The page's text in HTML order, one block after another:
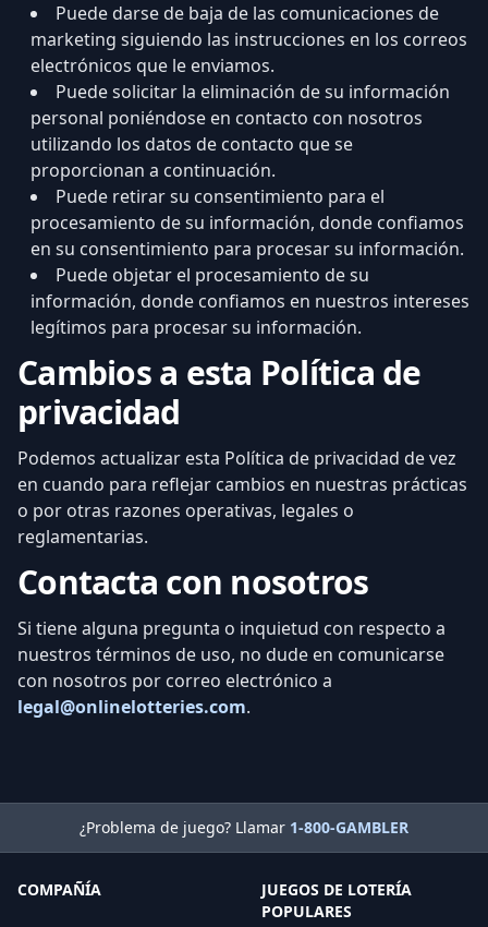
Puede darse de baja de las comunicaciones de
marketing siguiendo las instrucciones en los correos
electrónicos que le enviamos.
Puede solicitar la eliminación de su información
personal poniéndose en contacto con nosotros
utilizando los datos de contacto que se
proporcionan a continuación.
Puede retirar su consentimiento para el
procesamiento de su información, donde confiamos
en su consentimiento para procesar su información.
Puede objetar el procesamiento de su
información, donde confiamos en nuestros intereses
legítimos para procesar su información.
Cambios a esta Política de
privacidad
Podemos actualizar esta Política de privacidad de vez
en cuando para reflejar cambios en nuestras prácticas
o por otras razones operativas, legales o
reglamentarias.
Contacta con nosotros
Si tiene alguna pregunta o inquietud con respecto a
nuestros términos de uso, no dude en comunicarse
con nosotros por correo electrónico a
legal@onlinelotteries.com.
¿Problema de juego? Llamar 1-800-GAMBLER
COMPAÑÍA
JUEGOS DE LOTERÍA
POPULARES